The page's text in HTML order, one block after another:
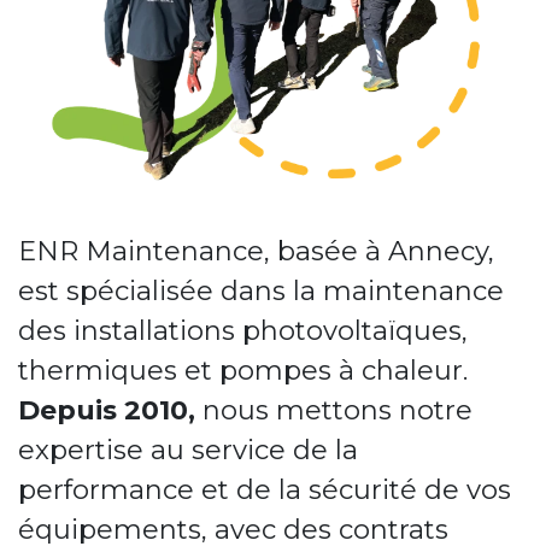
ENR Maintenance, basée à Annecy,
est spécialisée dans la maintenance
des installations photovoltaïques,
thermiques et pompes à chaleur.
Depuis 2010, nous mettons notre
expertise au service de la
performance et de la sécurité de vos
équipements, avec des contrats